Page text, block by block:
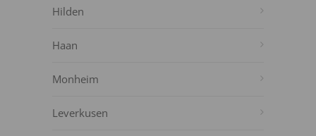
Hilden
Haan
Monheim
Leverkusen